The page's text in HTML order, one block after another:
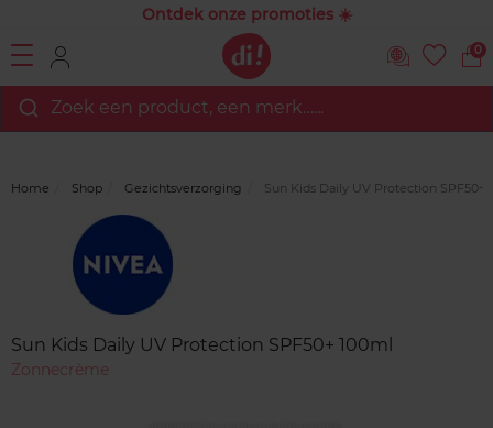
Ontdek onze promoties ☀️
0
Zoek een product, een merk…...
Home Shop Gezichtsverzorging Sun Kids Daily UV Protection SPF50+
Sun Kids Daily UV Protection SPF50+ 100ml
Zonnecrème